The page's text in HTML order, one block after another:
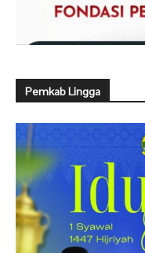
Pemkab Lingga